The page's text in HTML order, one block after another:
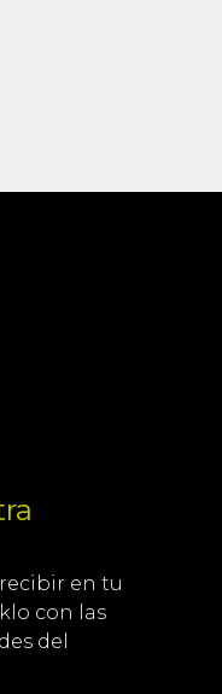
en tu
con las
del